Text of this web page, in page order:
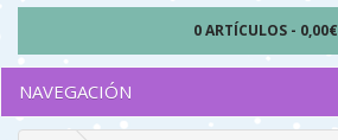
0 ARTÍCULOS - 0,00€
NAVEGACIÓN